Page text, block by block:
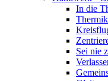
In die
Sei nie